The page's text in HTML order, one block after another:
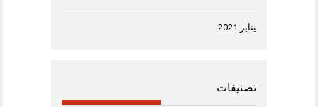
يناير 2021
تصنيفات